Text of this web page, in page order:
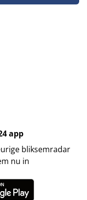
app
bliksemradar
nu in